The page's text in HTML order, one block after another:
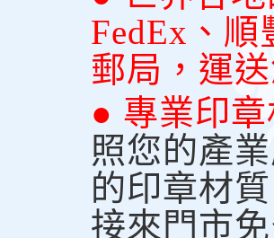
FedEx、
郵局，運
● 專業印
照您的產
的印章材
接來門市